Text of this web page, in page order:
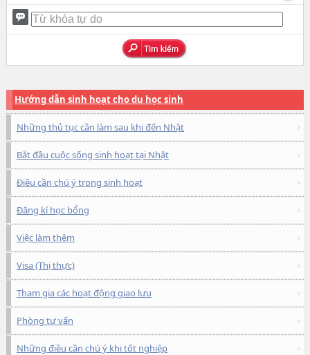
Hướng dẫn sinh hoạt cho du học sinh
Những thủ tục cần làm sau khi đến Nhật
Bắt đầu cuộc sống sinh hoạt tại Nhật
Điều cần chú ý trong sinh hoạt
Đăng kí học bổng
Việc làm thêm
Visa (Thị thực)
Tham gia các hoạt động giao lưu
Phòng tư vấn
Những điều cần chú ý khi tốt nghiệp